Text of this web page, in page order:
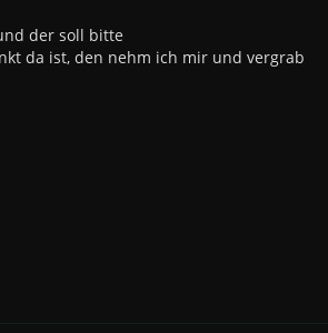
der soll bitte
da ist, den nehm ich mir und vergrab